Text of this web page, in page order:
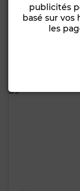
Villa à Ville
320 m²
publicités
basé sur
les